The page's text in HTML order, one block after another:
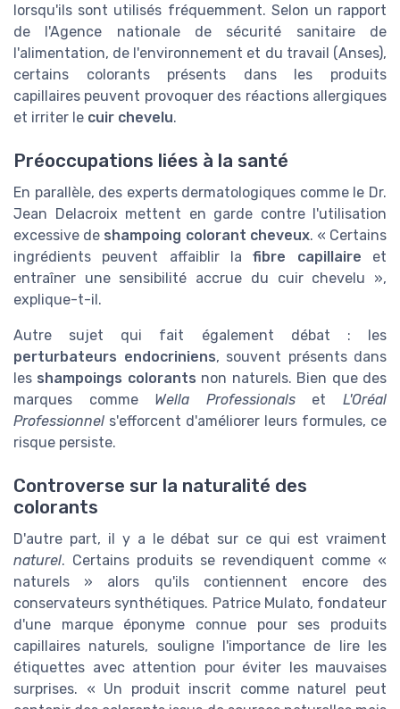
lorsqu'ils sont utilisés fréquemment. Selon un rapport
de l'Agence nationale de sécurité sanitaire de
l'alimentation, de l'environnement et du travail (Anses),
certains colorants présents dans les produits
capillaires peuvent provoquer des réactions allergiques
et irriter le cuir chevelu.
Préoccupations liées à la santé
En parallèle, des experts dermatologiques comme le Dr.
Jean Delacroix mettent en garde contre l'utilisation
excessive de shampoing colorant cheveux. « Certains
ingrédients peuvent affaiblir lafibre capillaire et
entraîner une sensibilité accrue du cuir chevelu »,
explique-t-il.
Autre sujet qui fait également débat : les
perturbateurs endocriniens, souvent présents dans
les shampoings colorants non naturels. Bien que des
marques comme Wella ProfessionalsetL'Oréal
Professionnel s'efforcent d'améliorer leurs formules, ce
risque persiste.
Controverse sur la naturalité des
colorants
D'autre part, il y a le débat sur ce qui est vraiment
naturel. Certains produits se revendiquent comme «
naturels » alors qu'ils contiennent encore des
conservateurs synthétiques. Patrice Mulato, fondateur
d'une marque éponyme connue pour ses produits
capillaires naturels, souligne l'importance de lire les
étiquettes avec attention pour éviter les mauvaises
surprises. « Un produit inscrit comme naturel peut